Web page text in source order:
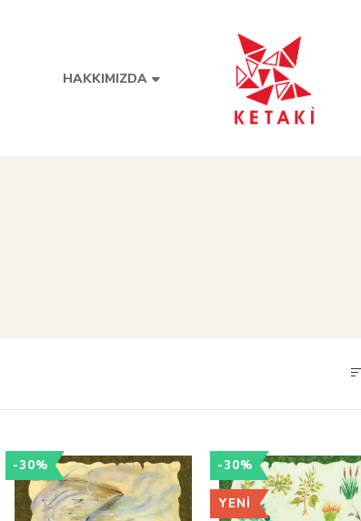
HAKKIMIZDA
-30% -30%
YENI